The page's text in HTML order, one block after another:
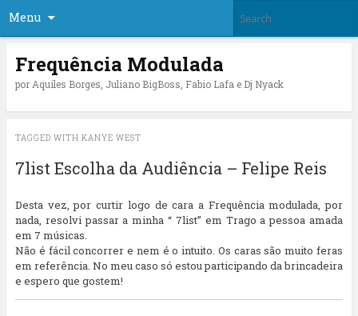
Menu
Frequência Modulada
por Aquiles Borges, Juliano BigBoss, Fabio Lafa e Dj Nyack
TAGGED WITH KANYE WEST
7list Escolha da Audiência – Felipe Reis
Desta vez, por curtir logo de cara a Frequência modulada, por
nada, resolvi passar a minha “ 7list” em Trago a pessoa amada
em 7 músicas.
Não é fácil concorrer e nem é o intuito. Os caras são muito feras
em referência. No meu caso só estou participando da brincadeira
e espero que gostem!